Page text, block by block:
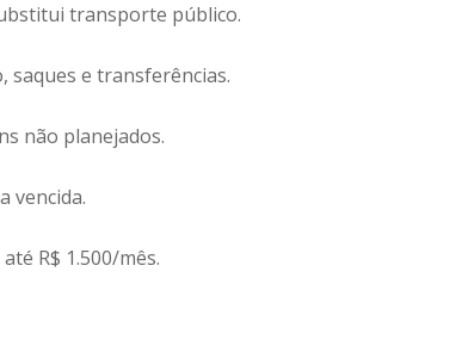
transporte público.
saques e transferências.
não planejados.
vencida.
R$ 1.500/mês.